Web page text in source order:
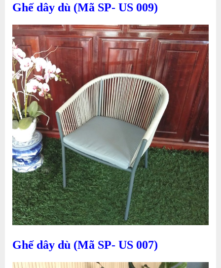
Ghế dây dù (Mã SP- US 009)
Ghế dây dù (Mã SP- US 007)